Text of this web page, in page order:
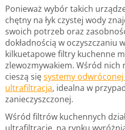
Ponieważ wybór takich
chętny na łyk czystej wody
swoich potrzeb oraz
dokładnością w oczyszczaniu
kilkuetapowe filtry kuchenne
zlewozmywakiem. Wśród nich
cieszą sięsystemy
ultrafiltracja, idealna w
zanieczyszczonej.
Wśród filtrów kuchennych